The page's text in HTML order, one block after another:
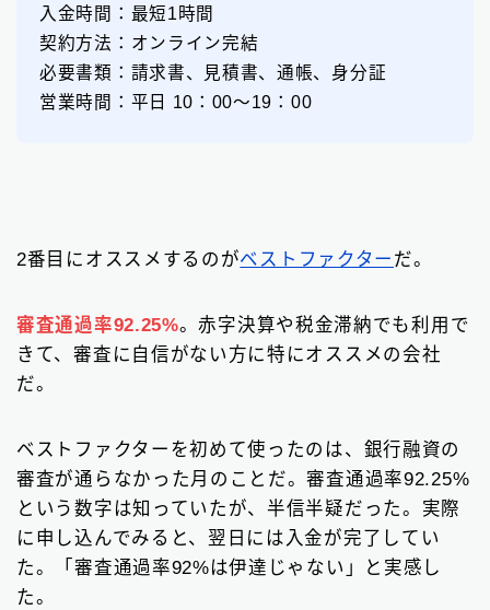
入金時間：最短1時間
契約方法：オンライン完結
必要書類：請求書、見積書、通帳、身分証
営業時間：平日 10：00〜19：00
2番目にオススメするのがベストファクター だ。
審査通過率92.25%。赤字決算や税金滞納でも利用で
きて、審査に自信がない方に特にオススメの会社
だ。
ベストファクターを初めて使ったのは、銀行融資の
審査が通らなかった月のことだ。審査通過率92.25%
という数字は知っていたが、半信半疑だった。実際
に申し込んでみると、翌日には入金が完了してい
た。「審査通過率92%は伊達じゃない」と実感し
た。